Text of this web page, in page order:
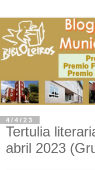
4/4/23
Tertulia
abril 2023